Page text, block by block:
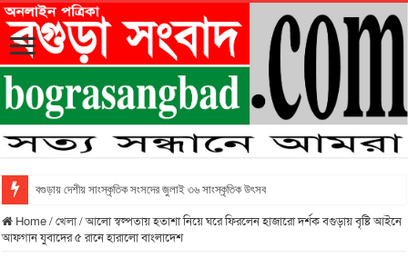
বগুড়ায় দেশীয় সাংস্কৃতিক সংসদের জুলাই ৩৬ সাংস্কৃতিক উৎসব
Home/খেলা/আলো স্বল্পতায় হতাশা নিয়ে ঘরে ফিরলেন হাজারো দর্শক বগুড়ায় বৃষ্টি আইনে
আফগান যুবাদের ৫ রানে হারালো বাংলাদেশ